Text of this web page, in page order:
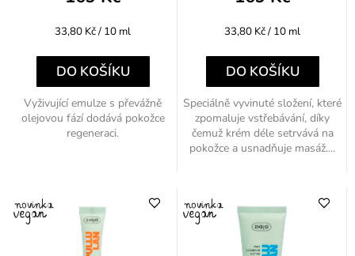
Měrná
33,80 Kč / 10 ml
DO KOŠÍKU
Vyživující emulze s převážně
olejovou fází dodává pokožce
regeneraci.
Měrná
33,80 Kč / 10 ml
DO KOŠÍKU
Speciálně vyvinuté složení, které
zpomaluje vstřebávání, díky
čemuž krém déle setrvává na
pokožce a usnadňuje masáž....